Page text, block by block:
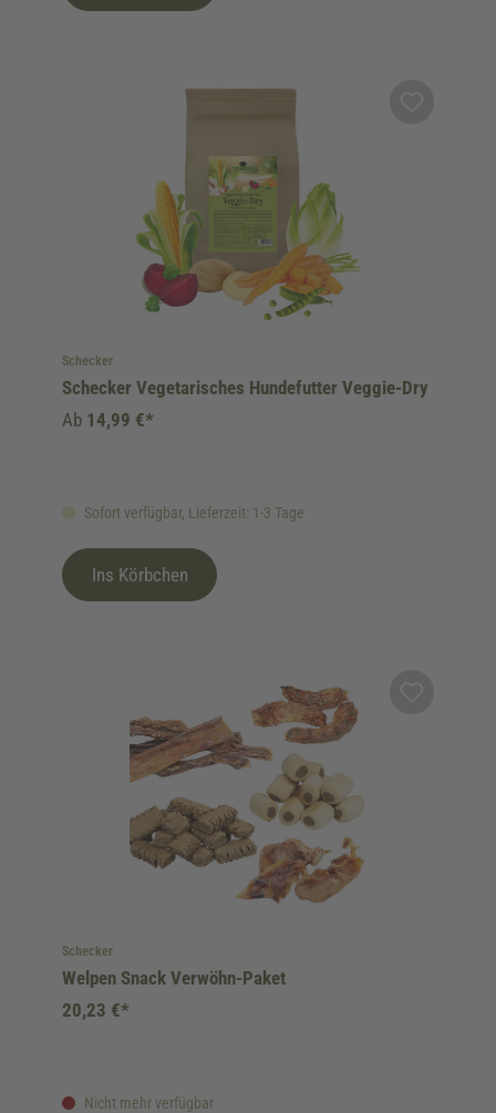
Schecker
Schecker Vegetarisches Hundefutter Veggie-Dry
Sofort verfügbar, Lieferzeit: 1-3 Tage
Ab 14,99 €*
Ins Körbchen
Schecker
Welpen Snack Verwöhn-Paket
Nicht mehr verfügbar
20,23 €*